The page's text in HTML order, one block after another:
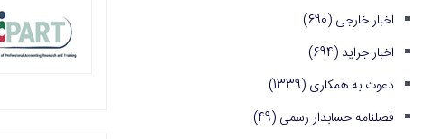
اخبار خارجی (690)
اخبار جراید(694)
دعوت به همکاری (1339)
فصلنامه حسابدار رسمی (49)